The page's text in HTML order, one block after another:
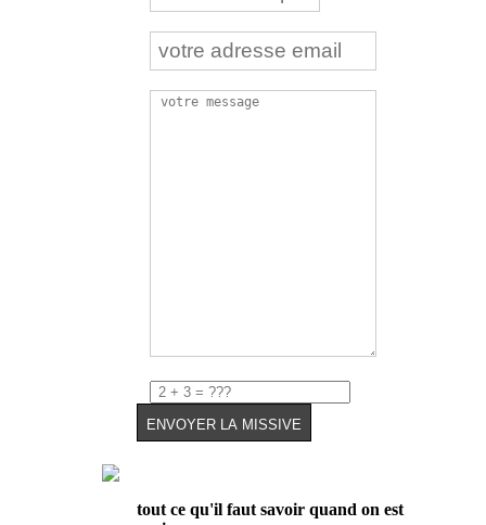
tout ce qu'il faut savoir quand on est